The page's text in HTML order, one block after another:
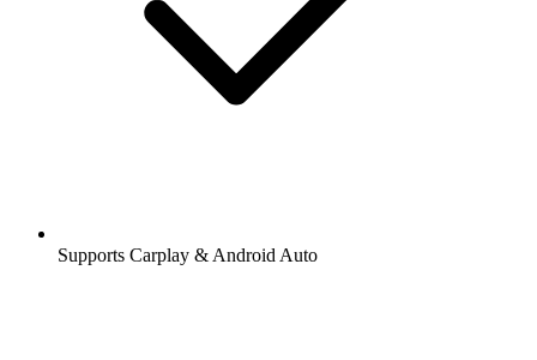
Supports Carplay & Android Auto